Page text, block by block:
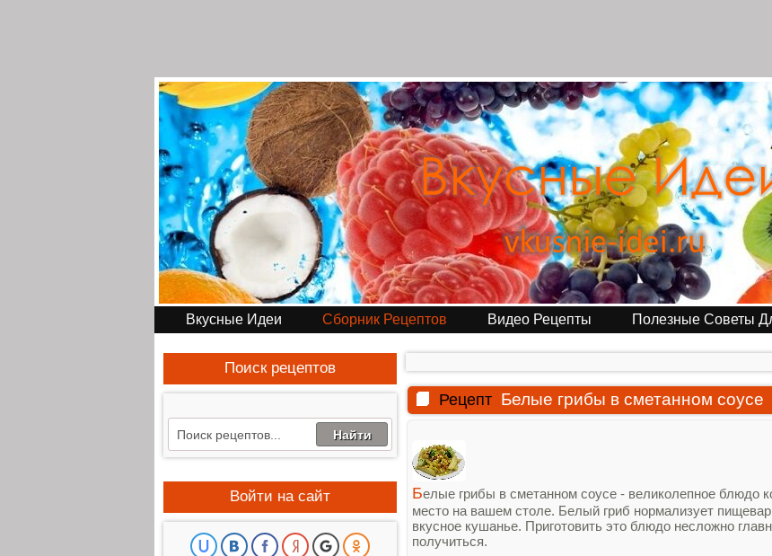
Вкусные Идеи Сборник Рецептов Видео Рецепты Полезные Советы
Рецепт Белые грибы в сметанном соусе
Белые грибы в сметанном соусе - великолепное блюдо
место на вашем столе. Белый гриб нормализует
вкусное кушанье. Приготовить это блюдо несложно
получиться.
Поиск рецептов
Войти на сайт